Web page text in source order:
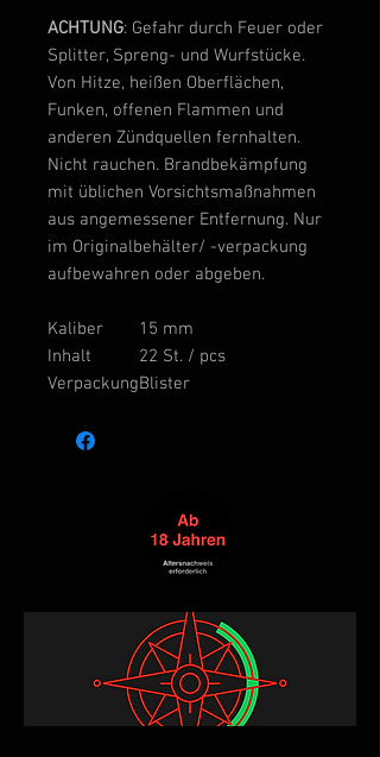
ACHTUNG: Gefahr durch Feuer oder
Splitter, Spreng- und Wurfstücke.
Von Hitze, heißen Oberflächen,
Funken, offenen Flammen und
anderen Zündquellen fernhalten.
Nicht rauchen. Brandbekämpfung
mit üblichen Vorsichtsmaßnahmen
aus angemessener Entfernung. Nur
im Originalbehälter/ -verpackung
aufbewahren oder abgeben.
Kaliber
15 mm
Inhalt
22 St. / pcs
VerpackungBlister